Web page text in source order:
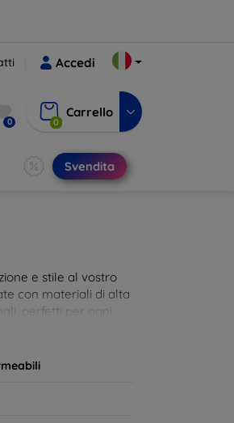
Accedi
0 0
Carrello
Svendita
e stile al vostro
con materiali di alta
perfetti per ogni